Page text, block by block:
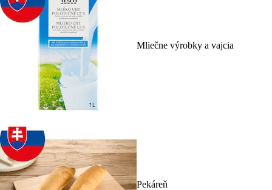
Mliečne výrobky a vajcia
Pekáreň